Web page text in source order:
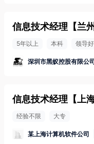
信息技术经理 【兰
5年以上 本科 领导好
深圳市黑蚁控股有限公
信息技术经理 【 上
经验不限 大专
某上海计算机软件公司